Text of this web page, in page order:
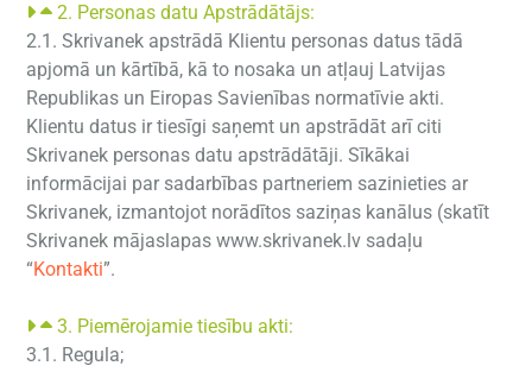
2. Personas datu Apstrādātājs:
2.1. Skrivanek apstrādā Klientu personas datus tādā
apjomā un kārtībā, kā to nosaka un atļauj Latvijas
Republikas un Eiropas Savienības normatīvie akti.
Klientu datus ir tiesīgi saņemt un apstrādāt arī citi
Skrivanek personas datu apstrādātāji. Sīkākai
informācijai par sadarbības partneriem sazinieties ar
Skrivanek, izmantojot norādītos saziņas kanālus (skatīt
Skrivanek mājaslapas www.skrivanek.lv sadaļu
“Kontakti”.
3. Piemērojamie tiesību akti:
3.1. Regula;